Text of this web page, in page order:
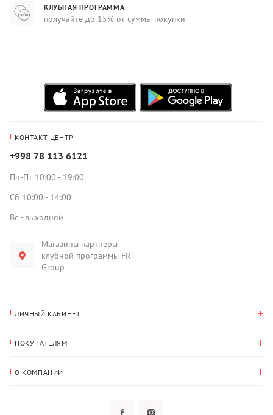
КЛУБНАЯ ПРОГРАММА
получайте до 15% от суммы покупки
КОНТАКТ-ЦЕНТР
+998 78 113 6121
Пн-Пт 10:00 - 19:00
Сб 10:00 - 14:00
Вс - выходной
Магазины партнеры
клубной программы FR
Group
ЛИЧНЫЙ КАБИНЕТ
Адрес для доставки
ПОКУПАТЕЛЯМ
О КОМПАНИИ
Политика конфиденциальности